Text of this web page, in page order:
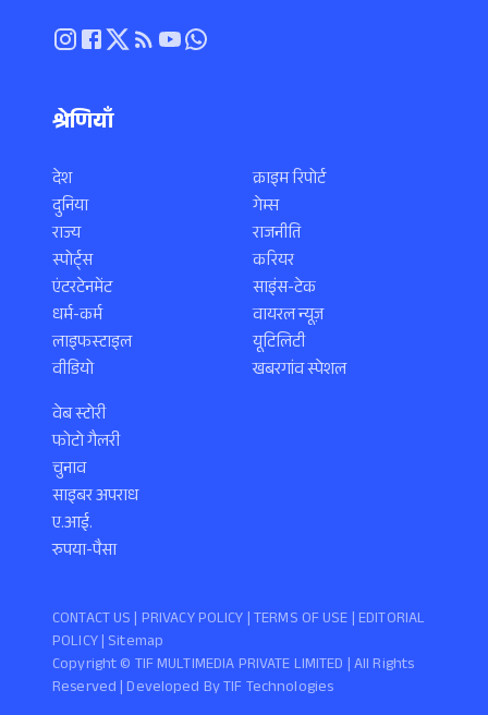
श्रेणियाँ
देश
दुनिया
राज्य
स्पोर्ट्स
एंटरटेनमेंट
धर्म-कर्म
लाइफस्टाइल
वीडियो
क्राइम रिपोर्ट
गेम्स
राजनीति
करियर
साइंस-टेक
वायरल न्यूज़
यूटिलिटी
खबरगांव स्पेशल
वेब स्टोरी
फोटो गैलरी
चुनाव
साइबर अपराध
ए.आई.
रुपया-पैसा
Copyright ©️ TIF MULTIMEDIA PRIVATE LIMITED | All Rights
Reserved | Developed ByTIF Technologies
CONTACT US | PRIVACY POLICY |TERMS OF USE | EDITORIAL
POLICY| Sitemap